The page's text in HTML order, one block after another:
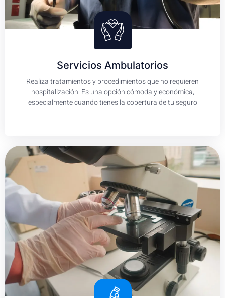
Servicios Ambulatorios
Realiza tratamientos y procedimientos que no requieren
hospitalización. Es una opción cómoda y económica,
especialmente cuando tienes la cobertura de tu seguro